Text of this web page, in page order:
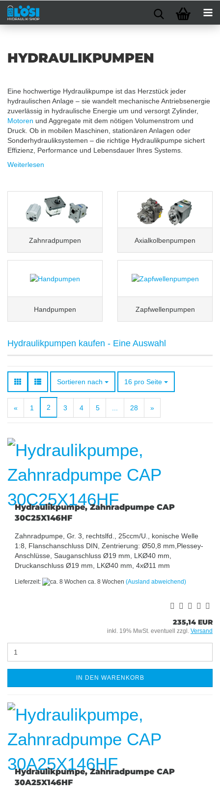
HYDRAULIKPUMPEN
Eine hochwertige Hydraulikpumpe ist das Herzstück jeder
hydraulischen Anlage – sie wandelt mechanische Antriebsenergie
zuverlässig in hydraulische Energie um und versorgt Zylinder,
Motoren und Aggregate mit dem nötigen Volumenstrom und
Druck. Ob in mobilen Maschinen, stationären Anlagen oder
Sonderhydrauliksystemen – die richtige Hydraulikpumpe sichert
Effizienz, Performance und Lebensdauer Ihres Systems.
Weiterlesen
Zahnradpumpen Axialkolbenpumpen
Handpumpen Zapfwellenpumpen
Hydraulikpumpen kaufen - Eine Auswahl
Sortieren nach
Sortieren nach 16 pro Seite
pro Seite
« 1 2 3 4 5 28 »
Hydraulikpumpe, Zahnradpumpe CAP
30C25X146HF
Zahnradpumpe, Gr. 3, rechtslfd., 25ccm/U., konische Welle
1:8, Flanschanschluss DIN, Zentrierung: Ø50,8 mm,Plessey-
Anschlüsse, Sauganschluss Ø19 mm, LKØ40 mm,
Druckanschluss Ø19 mm, LKØ40 mm, 4xØ11 mm
Lieferzeit: ca. 8 Wochen (Ausland abweichend)
235,14 EUR
inkl. 19% MwSt. eventuell zzgl. Versand
IN DEN WARENKORB
Hydraulikpumpe, Zahnradpumpe CAP
30A25X146HF